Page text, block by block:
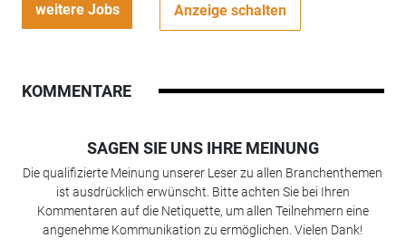
weitere Jobs Anzeige schalten
KOMMENTARE
SAGEN SIE UNS IHRE MEINUNG
Die qualifizierte Meinung unserer Leser zu allen Branchenthemen
ist ausdrücklich erwünscht. Bitte achten Sie bei Ihren
Kommentaren auf die Netiquette, um allen Teilnehmern eine
angenehme Kommunikation zu ermöglichen. Vielen Dank!